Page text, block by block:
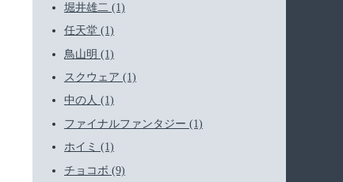
堀井雄二 (1)
任天堂 (1)
鳥山明 (1)
スクウェア (1)
中の人 (1)
ファイナルファンタジー (1)
ホイミ (1)
チョコボ (9)